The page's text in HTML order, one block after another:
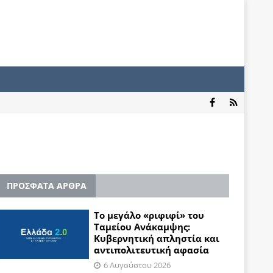
ΠΡΟΣΦΑΤΑ ΑΡΘΡΑ
Το μεγάλο «ριφιφί» του
Ταμείου Ανάκαμψης:
Κυβερνητική απληστία και
αντιπολιτευτική αφασία
6 Αυγούστου 2026